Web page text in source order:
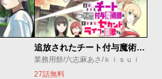
追放されたチート付与魔術師は気ままなセカンドライフを謳歌する。 ～俺は武器だけじゃなく、あらゆるものに『強化ポイント』を付与できるし、俺の意思でいつでも効果を解除できるけど、残った人たち大丈夫？～
業務用餅/六志麻あさ/ｋｉｓｕｉ
27話無料